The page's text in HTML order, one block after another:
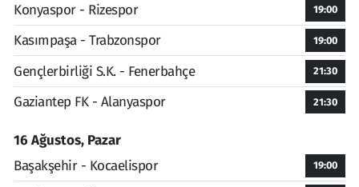
Konyaspor - Rizespor
19:00
Kasımpaşa - Trabzonspor 19:00
Gençlerbirliği S.K. - Fenerbahçe 21:30
Gaziantep FK - Alanyaspor 21:30
16 Ağustos, Pazar
Başakşehir - Kocaelispor
19:00